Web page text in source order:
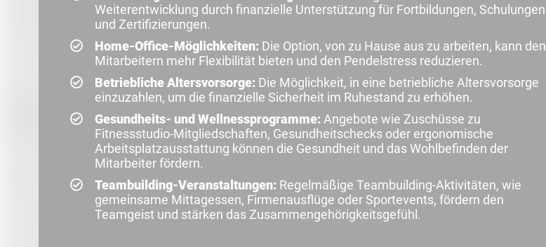
Weiterentwicklung durch finanzielle Unterstützung für Fortbildungen, Schulungen
und Zertifizierungen.
Home-Office-Möglichkeiten: Die Option, von zu Hause aus zu arbeiten, kann den
Mitarbeitern mehr Flexibilität bieten und den Pendelstress reduzieren.
Betriebliche Altersvorsorge: Die Möglichkeit, in eine betriebliche Altersvorsorge
einzuzahlen, um die finanzielle Sicherheit im Ruhestand zu erhöhen.
Gesundheits- und Wellnessprogramme: Angebote wie Zuschüsse zu
Fitnessstudio-Mitgliedschaften, Gesundheitschecks oder ergonomische
Arbeitsplatzausstattung können die Gesundheit und das Wohlbefinden der
Mitarbeiter fördern.
Teambuilding-Veranstaltungen: Regelmäßige Teambuilding-Aktivitäten, wie
gemeinsame Mittagessen, Firmenausflüge oder Sportevents, fördern den
Teamgeist und stärken das Zusammengehörigkeitsgefühl.